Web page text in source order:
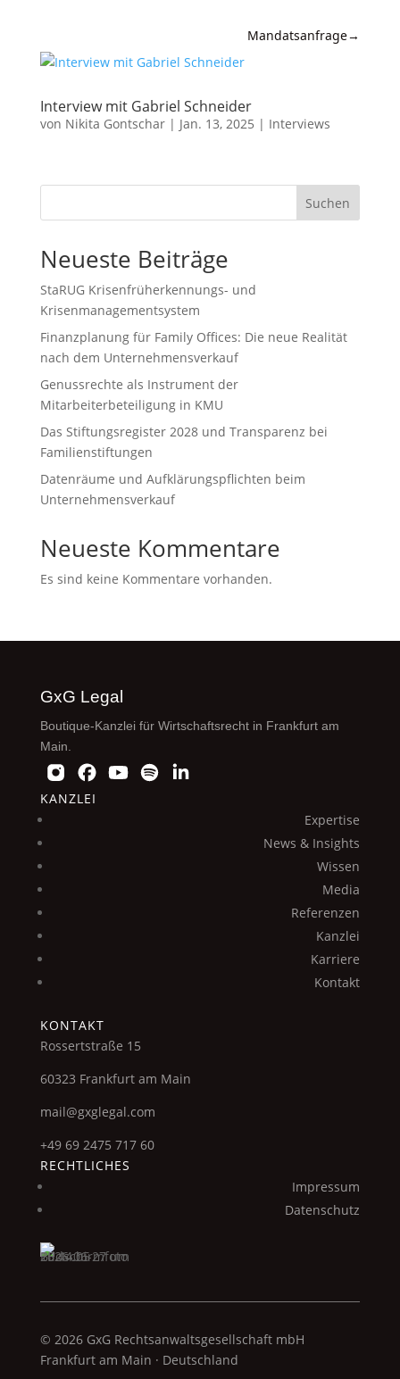
News &
Kontakt
Mandatsanfrage→
Interview mit Gabriel Schneider
von Nikita Gontschar| Jan. 13, 2025 | Interviews
Suchen
Neueste Beiträge
StaRUG Krisenfrüherkennungs- und
Krisenmanagementsystem
Finanzplanung für Family Offices: Die neue Realität
nach dem Unternehmensverkauf
Genussrechte als Instrument der
Mitarbeiterbeteiligung in KMU
Das Stiftungsregister 2028 und Transparenz bei
Familienstiftungen
Datenräume und Aufklärungspflichten beim
Unternehmensverkauf
Neueste Kommentare
Es sind keine Kommentare vorhanden.
GxG Legal
Boutique-Kanzlei für Wirtschaftsrecht in Frankfurt am
Main.
KANZLEI
Expertise
News & Insights
Wissen
Media
Referenzen
Kanzlei
Karriere
Kontakt
KONTAKT
Rossertstraße 15
60323 Frankfurt am Main
mail@gxglegal.com
+49 69 2475 717 60
RECHTLICHES
Impressum
Datenschutz
© 2026 GxG Rechtsanwaltsgesellschaft mbH
Frankfurt am Main · Deutschland